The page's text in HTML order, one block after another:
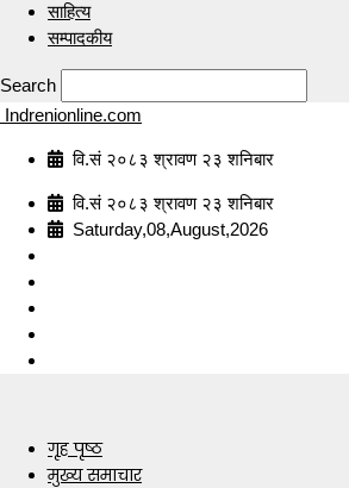
साहित्य
सम्पादकीय
Search
Indrenionline.com
वि.सं २०८३ श्रावण २३ शनिबार
वि.सं २०८३ श्रावण २३ शनिबार
Saturday,08,August,2026
गृह पृष्ठ
मुख्य समाचार